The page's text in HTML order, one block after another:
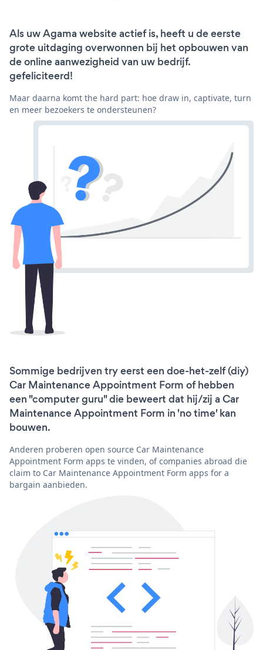
Als uw Agama website actief is, heeft u de eerste
grote uitdaging overwonnen bij het opbouwen van
de online aanwezigheid van uw bedrijf.
gefeliciteerd!
Maar daarna komt the hard part: hoe draw in, captivate, turn
en meer bezoekers te ondersteunen?
Sommige bedrijven try eerst een doe-het-zelf (diy)
Car Maintenance Appointment Form of hebben
een "computer guru" die beweert dat hij/zij a Car
Maintenance Appointment Form in 'no time' kan
bouwen.
Anderen proberen open source Car Maintenance
Appointment Form apps te vinden, of companies abroad die
claim to Car Maintenance Appointment Form apps for a
bargain aanbieden.